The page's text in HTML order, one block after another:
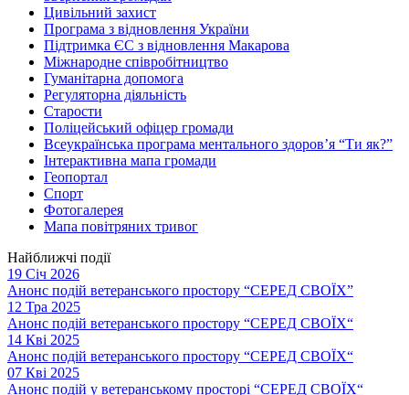
Цивільний захист
Програма з відновлення України
Підтримка ЄС з відновлення Макарова
Міжнародне співробітництво
Гуманітарна допомога
Регуляторна діяльність
Старости
Поліцейський офіцер громади
Всеукраїнська програма ментального здоров’я “Ти як?”
Інтерактивна мапа громади
Геопортал
Спорт
Фотогалерея
Мапа повітряних тривог
Найближчі події
19 Січ 2026
Анонс подій ветеранського простору “СЕРЕД СВОЇХ”
12 Тра 2025
Анонс подій ветеранського простору “СЕРЕД СВОЇХ“
14 Кві 2025
Анонс подій ветеранського простору “СЕРЕД СВОЇХ“
07 Кві 2025
Анонс подій у ветеранському просторі “СЕРЕД СВОЇХ“